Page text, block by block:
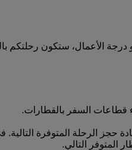
الأعمال، ستكون رحلتكم
قطاعات السفر بالقطارات.
الرحلة المتوفرة التالية.
المتوفر التالي.